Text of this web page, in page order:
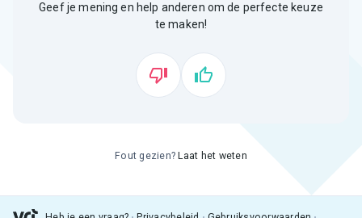
Geef je mening en help anderen om de perfecte keuze
te maken!
Fout gezien? Laat het weten